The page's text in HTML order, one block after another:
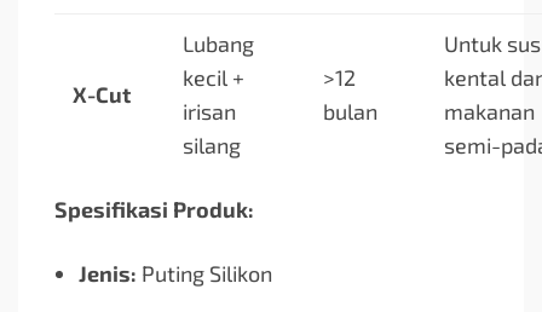
X-Cut
Lubang
kecil +
irisan
silang
>12
bulan
Untuk
kental
makanan
semi-
Spesifikasi Produk:
Jenis: Puting Silikon